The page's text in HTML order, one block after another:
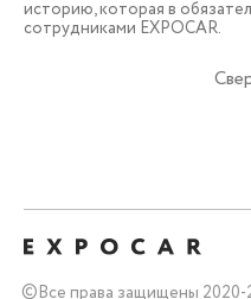
историю, которая в
сотрудниками EXPOCAR.
©Все права защищены 2020-